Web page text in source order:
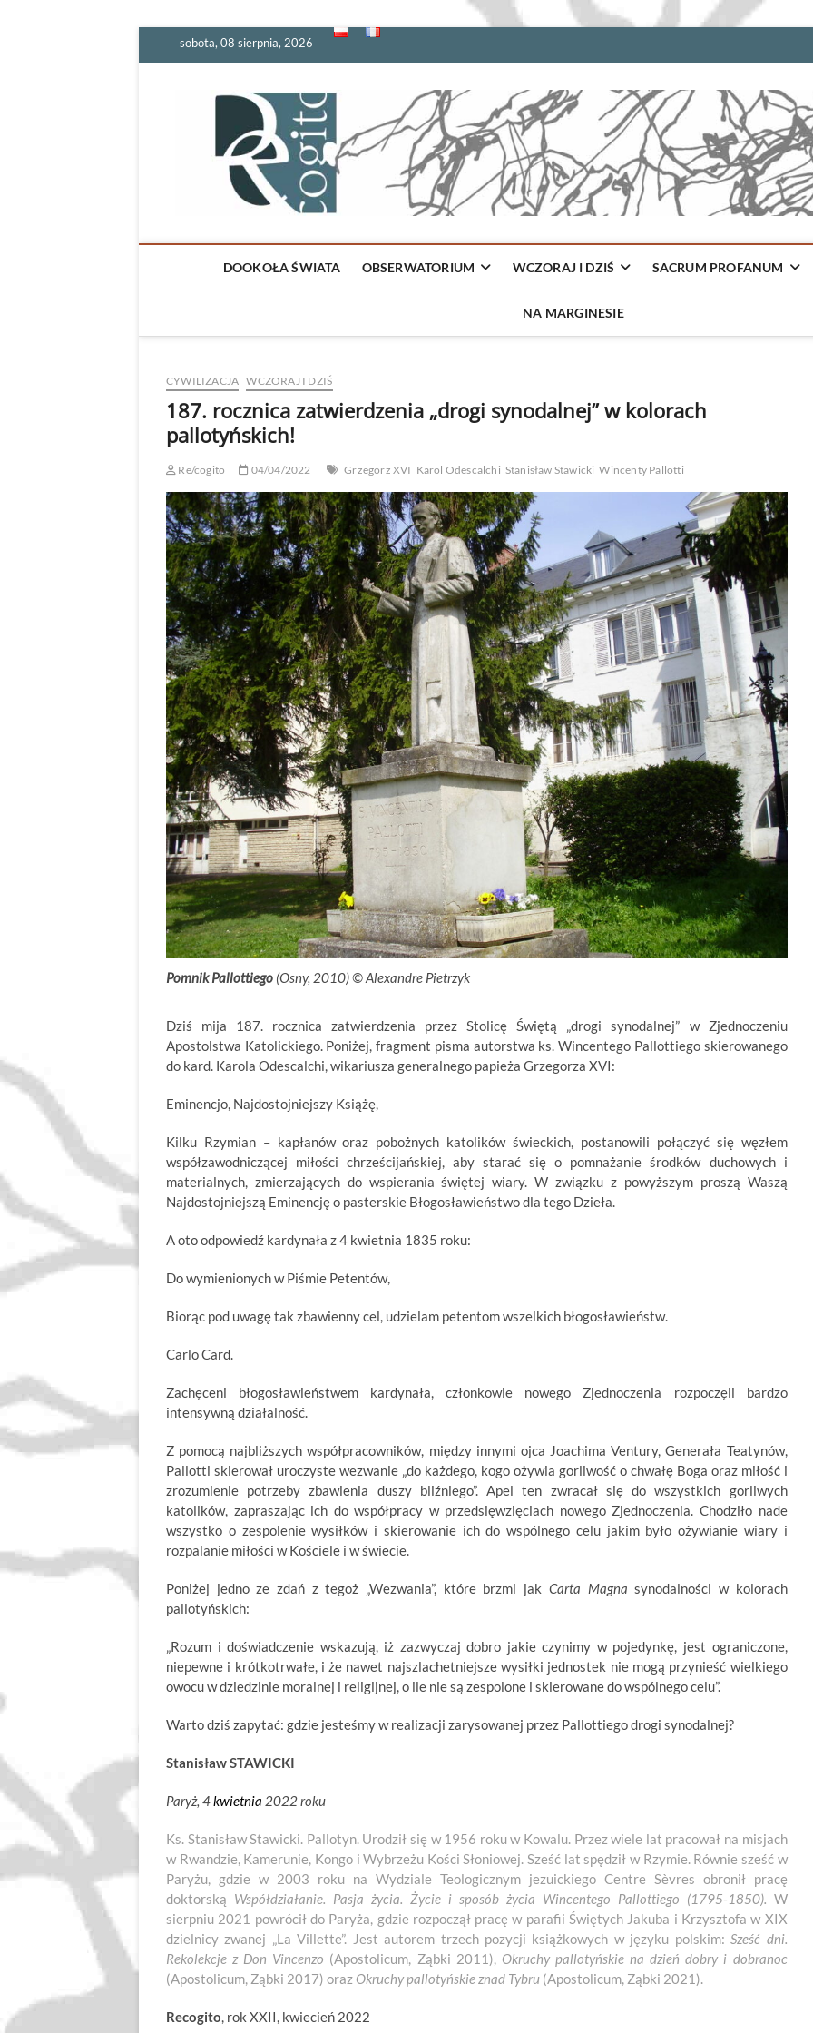
sobota, 08 sierpnia, 2026
DOOKOŁA ŚWIATA OBSERWATORIUM WCZORAJ I DZIŚ SACRUM PROFANUM
NA MARGINESIE
CYWILIZACJA WCZORAJ I DZIŚ
187. rocznica zatwierdzenia „drogi synodalnej” w kolorach
pallotyńskich!
Re/cogito 04/04/2022 Grzegorz XVI Karol Odescalchi Stanisław Stawicki Wincenty Pallotti
Pomnik Pallottiego (Osny, 2010) © Alexandre Pietrzyk
Dziś mija 187. rocznica zatwierdzenia przez Stolicę Świętą „drogi synodalnej” w Zjednoczeniu
Apostolstwa Katolickiego. Poniżej, fragment pisma autorstwa ks. Wincentego Pallottiego skierowanego
do kard. Karola Odescalchi, wikariusza generalnego papieża Grzegorza XVI:
Eminencjo, Najdostojniejszy Książę,
Kilku Rzymian – kapłanów oraz pobożnych katolików świeckich, postanowili połączyć się węzłem
współzawodniczącej miłości chrześcijańskiej, aby starać się o pomnażanie środków duchowych i
materialnych, zmierzających do wspierania świętej wiary. W związku z powyższym proszą Waszą
Najdostojniejszą Eminencję o pasterskie Błogosławieństwo dla tego Dzieła.
A oto odpowiedź kardynała z 4 kwietnia 1835 roku:
Do wymienionych w Piśmie Petentów,
Biorąc pod uwagę tak zbawienny cel, udzielam petentom wszelkich błogosławieństw.
Carlo Card.
Zachęceni błogosławieństwem kardynała, członkowie nowego Zjednoczenia rozpoczęli bardzo
intensywną działalność.
Z pomocą najbliższych współpracowników, między innymi ojca Joachima Ventury, Generała Teatynów,
Pallotti skierował uroczyste wezwanie „do każdego, kogo ożywia gorliwość o chwałę Boga oraz miłość i
zrozumienie potrzeby zbawienia duszy bliźniego”. Apel ten zwracał się do wszystkich gorliwych
katolików, zapraszając ich do współpracy w przedsięwzięciach nowego Zjednoczenia. Chodziło nade
wszystko o zespolenie wysiłków i skierowanie ich do wspólnego celu jakim było ożywianie wiary i
rozpalanie miłości w Kościele i w świecie.
Poniżej jedno ze zdań z tegoż „Wezwania”, które brzmi jak Carta Magna synodalności w kolorach
pallotyńskich:
„Rozum i doświadczenie wskazują, iż zazwyczaj dobro jakie czynimy w pojedynkę, jest ograniczone,
niepewne i krótkotrwałe, i że nawet najszlachetniejsze wysiłki jednostek nie mogą przynieść wielkiego
owocu w dziedzinie moralnej i religijnej, o ile nie są zespolone i skierowane do wspólnego celu”.
Warto dziś zapytać: gdzie jesteśmy w realizacji zarysowanej przez Pallottiego drogi synodalnej?
Stanisław STAWICKI
Paryż, 4kwietnia 2022 roku
Ks. Stanisław Stawicki. Pallotyn. Urodził się w 1956 roku w Kowalu. Przez wiele lat pracował na misjach
w Rwandzie, Kamerunie, Kongo i Wybrzeżu Kości Słoniowej. Sześć lat spędził w Rzymie. Równie sześć w
Paryżu, gdzie w 2003 roku na Wydziale Teologicznym jezuickiego Centre Sèvres obronił pracę
doktorską Współdziałanie. Pasja życia. Życie i sposób życia Wincentego Pallottiego (1795-1850). W
sierpniu 2021 powrócił do Paryża, gdzie rozpoczął pracę w parafii Świętych Jakuba i Krzysztofa w XIX
dzielnicy zwanej „La Villette”. Jest autorem trzech pozycji książkowych w języku polskim:Sześć dni.
Rekolekcje z Don Vincenzo (Apostolicum, Ząbki 2011), Okruchy pallotyńskie na dzień dobry i dobranoc
(Apostolicum, Ząbki 2017) oraz Okruchy pallotyńskie znad Tybru (Apostolicum, Ząbki 2021).
Recogito, rok XXII, kwiecień 2022